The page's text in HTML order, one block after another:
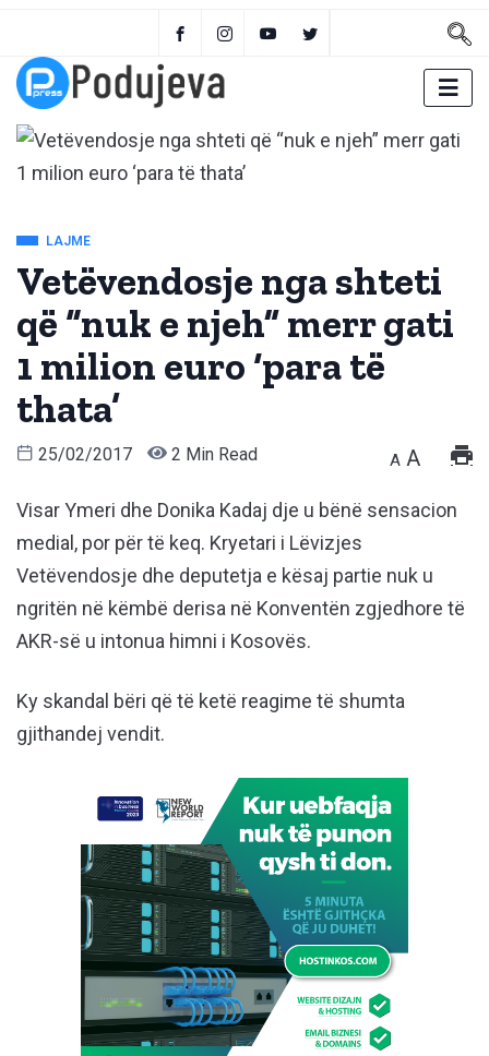
LAJME
Vetëvendosje nga shteti
që “nuk e njeh” merr gati
1 milion euro ‘para të
thata’
25/02/2017 2 Min Read A A
Visar Ymeri dhe Donika Kadaj dje u bënë sensacion
medial, por për të keq. Kryetari i Lëvizjes
Vetëvendosje dhe deputetja e kësaj partie nuk u
ngritën në këmbë derisa në Konventën zgjedhore të
AKR-së u intonua himni i Kosovës.
Ky skandal bëri që të ketë reagime të shumta
gjithandej vendit.